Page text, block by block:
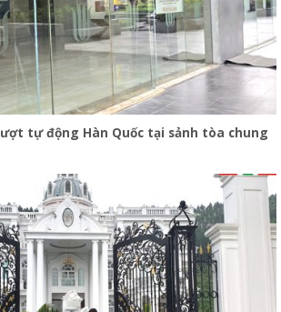
tự động Hàn Quốc tại sảnh tòa chung